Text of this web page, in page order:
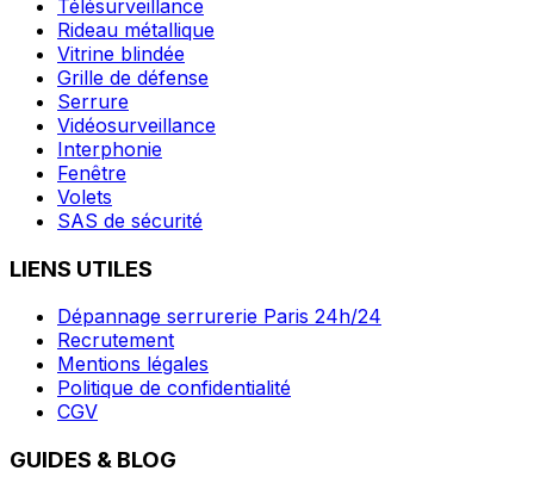
Télésurveillance
Rideau métallique
Vitrine blindée
Grille de défense
Serrure
Vidéosurveillance
Interphonie
Fenêtre
Volets
SAS de sécurité
LIENS UTILES
Dépannage serrurerie Paris 24h/24
Recrutement
Mentions légales
Politique de confidentialité
CGV
GUIDES & BLOG